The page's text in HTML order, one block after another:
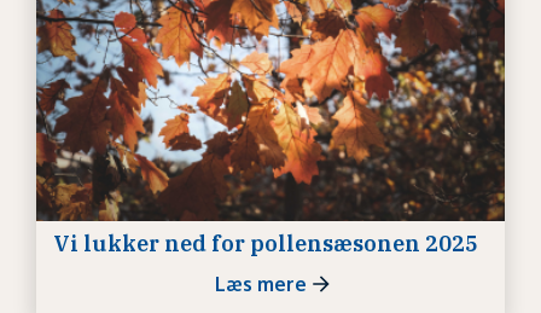
Vi lukker ned for pollensæsonen 2025
Læs mere